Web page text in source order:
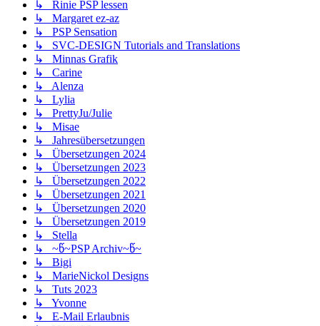
↳ Rinie PSP lessen
↳ Margaret ez-az
↳ PSP Sensation
↳ SVC-DESIGN Tutorials and Translations
↳ Minnas Grafik
↳ Carine
↳ Alenza
↳ Lylia
↳ PrettyJu/Julie
↳ Misae
↳ Jahresübersetzungen
↳ Übersetzungen 2024
↳ Übersetzungen 2023
↳ Übersetzungen 2022
↳ Übersetzungen 2021
↳ Übersetzungen 2020
↳ Übersetzungen 2019
↳ Stella
↳ ~წ~PSP Archiv~წ~
↳ Bigi
↳ MarieNickol Designs
↳ Tuts 2023
↳ Yvonne
↳ E-Mail Erlaubnis